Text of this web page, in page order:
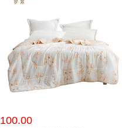
100.00